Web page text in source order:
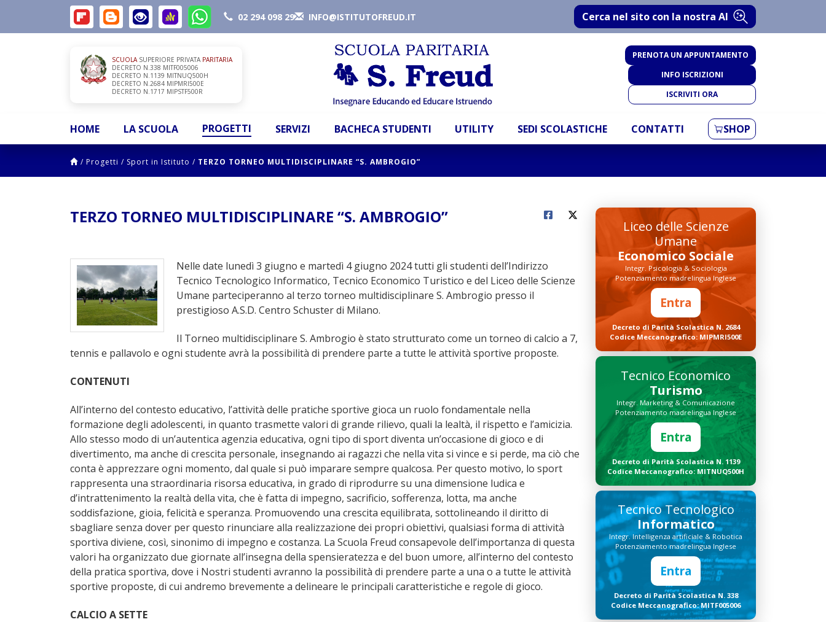
02 294 098 29 INFO@ISTITUTOFREUD.IT Cerca nel sito con la nostra AI
SCUOLASUPERIORE PRIVATA PARITARIA
DECRETO N.338 MITF005006
DECRETO N.1139 MITNUQ500H
DECRETO N.2684 MIPMRI500E
DECRETO N.1717 MIPSTF500R
PRENOTA UN APPUNTAMENTO
INFO ISCRIZIONI
ISCRIVITI ORA
HOME LA SCUOLA PROGETTI SERVIZI BACHECA STUDENTI UTILITY SEDI SCOLASTICHE CONTATTI SHOP
/ Progetti / Sport in Istituto / TERZO TORNEO MULTIDISCIPLINARE “S. AMBROGIO”
TERZO TORNEO MULTIDISCIPLINARE “S. AMBROGIO”
Nelle date lunedì 3 giugno e martedì 4 giugno 2024 tutti gli studenti dell’Indirizzo
Tecnico Tecnologico Informatico, Tecnico Economico Turistico e del Liceo delle Scienze
Umane parteciperanno al terzo torneo multidisciplinare S. Ambrogio presso il
prestigioso A.S.D. Centro Schuster di Milano.
Il Torneo multidisciplinare S. Ambrogio è stato strutturato come un torneo di calcio a 7,
tennis e pallavolo e ogni studente avrà la possibilità di prendere parte a tutte le attività sportive proposte.
CONTENUTI
All’interno del contesto educativo, l’attività delle pratiche sportive gioca un ruolo fondamentale nella
formazione degli adolescenti, in quanto trasmette valori di grande rilievo, quali la lealtà, il rispetto e l’amicizia.
Allo stesso modo di un’autentica agenzia educativa, ogni tipo di sport diventa un’occasione di gioco e di
divertimento, ma anche di crescita personale, insegnando ai ragazzi che nella vita si vince e si perde, ma ciò che
conta è apprezzare ogni momento, dal quale si può imparare sempre qualcosa. Per questo motivo, lo sport
rappresenta una straordinaria risorsa educativa, in grado di riprodurre su una dimensione ludica e
d’intrattenimento la realtà della vita, che è fatta di impegno, sacrificio, sofferenza, lotta, ma anche
soddisfazione, gioia, felicità e speranza. Promuovendo una crescita equilibrata, sottolineando il diritto di
sbagliare senza dover per questo rinunciare alla realizzazione dei propri obiettivi, qualsiasi forma di attività
sportiva diviene, così, sinonimo di impegno e costanza. La Scuola Freud consapevole dell’importanza di questa
valori ha organizzato due giornate all’insegna della spensieratezza e del buon umore, all’interno del contesto
della pratica sportiva, dove i Nostri studenti avranno la possibilità di prendere parte a una o a tutte le attività
sportive proposte, di cui andremo brevemente a delineare le principali caratteristiche e regole di gioco.
CALCIO A SETTE
Liceo delle Scienze
Umane
Economico Sociale
Integr. Psicologia & Sociologia
Potenziamento madrelingua Inglese
Entra
Decreto di Parità Scolastica N. 2684
Codice Meccanografico: MIPMRI500E
Tecnico Economico
Turismo
Integr. Marketing & Comunicazione
Potenziamento madrelingua Inglese
Entra
Decreto di Parità Scolastica N. 1139
Codice Meccanografico: MITNUQ500H
Tecnico Tecnologico
Informatico
Integr. Intelligenza artificiale & Robotica
Potenziamento madrelingua Inglese
Entra
Decreto di Parità Scolastica N. 338
Codice Meccanografico: MITF005006